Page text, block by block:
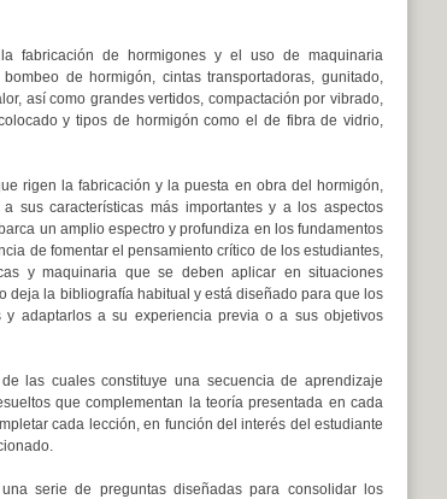
fabricación de hormigones y el uso de maquinaria
de hormigón, cintas transportadoras, gunitado,
así como grandes vertidos, compactación por vibrado,
y tipos de hormigón como el de fibra de vidrio,
rigen la fabricación y la puesta en obra del hormigón,
sus características más importantes y a los aspectos
un amplio espectro y profundiza en los fundamentos
de fomentar el pensamiento crítico de los estudiantes,
y maquinaria que se deben aplicar en situaciones
deja la bibliografía habitual y está diseñado para que los
y adaptarlos a su experiencia previa o a sus objetivos
las cuales constituye una secuencia de aprendizaje
que complementan la teoría presentada en cada
cada lección, en función del interés del estudiante
serie de preguntas diseñadas para consolidar los